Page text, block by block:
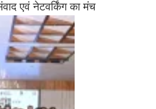
एवं नेटवर्किंग का मंच